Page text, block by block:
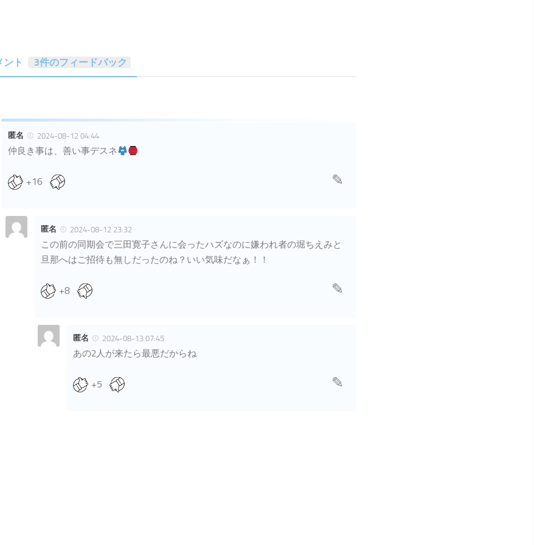
ント 3件のフィードバック
匿名 2024-08-12 04:44
仲良き事は、善い事デスネ
+16
匿名 2024-08-12 23:32
この前の同期会で三田寛子さんに会ったハズなのに嫌われ者の堀ちえみと
旦那へはご招待も無しだったのね？いい気味だなぁ！！
+8
匿名 2024-08-13 07:45
あの2人が来たら最悪だからね
+5